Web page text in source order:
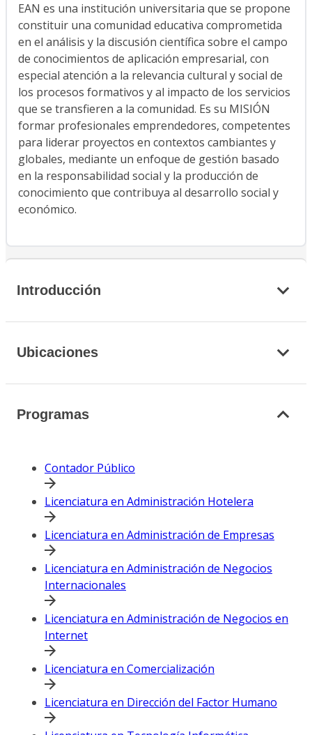
EAN es una institución universitaria que se propone
constituir una comunidad educativa comprometida
en el análisis y la discusión científica sobre el campo
de conocimientos de aplicación empresarial, con
especial atención a la relevancia cultural y social de
los procesos formativos y al impacto de los servicios
que se transfieren a la comunidad. Es su MISIÓN
formar profesionales emprendedores, competentes
para liderar proyectos en contextos cambiantes y
globales, mediante un enfoque de gestión basado
en la responsabilidad social y la producción de
conocimiento que contribuya al desarrollo social y
económico.
Introducción
Ubicaciones
Programas
Contador Público
Licenciatura en Administración Hotelera
Licenciatura en Administración de Empresas
Licenciatura en Administración de Negocios
Internacionales
Licenciatura en Administración de Negocios en
Internet
Licenciatura en Comercialización
Licenciatura en Dirección del Factor Humano